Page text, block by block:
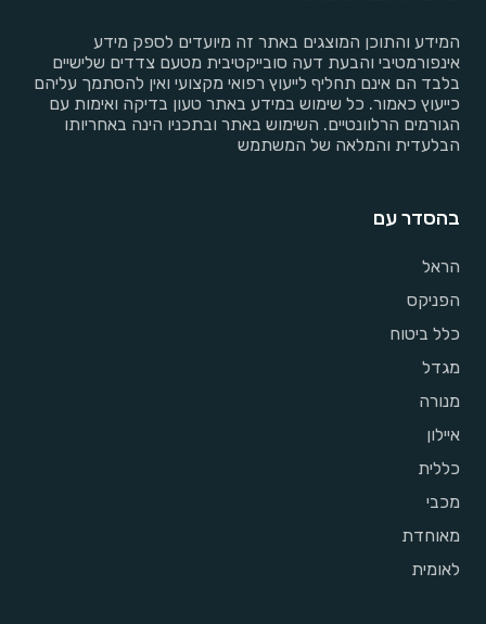
המידע והתוכן המוצגים באתר זה מיועדים לספק מידע
אינפורמטיבי והבעת דעה סובייקטיבית מטעם צדדים שלישיים
בלבד הם אינם תחליף לייעוץ רפואי מקצועי ואין להסתמך עליהם
כייעוץ כאמור. כל שימוש במידע באתר טעון בדיקה ואימות עם
הגורמים הרלוונטיים. השימוש באתר ובתכניו הינה באחריותו
הבלעדית והמלאה של המשתמש
בהסדר עם
הראל
הפניקס
כלל ביטוח
מגדל
מנורה
איילון
כללית
מכבי
מאוחדת
לאומית